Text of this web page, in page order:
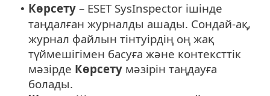
• Көрсету – ESET SysInspector ішінде
таңдалған журналды ашады. Сондай-ақ,
журнал файлын тінтуірдің оң жақ
түймешігімен басуға және контексттік
мәзірде Көрсету мәзірін таңдауға
болады.